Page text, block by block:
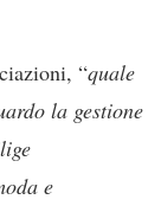
“quale
la gestione
e